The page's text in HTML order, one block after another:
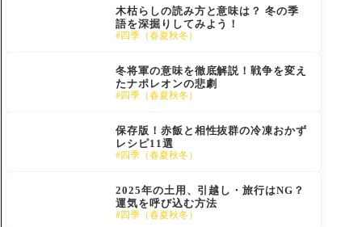
木枯らしの読み方と意味は？ 冬の季
語を深掘りしてみよう！
四季（春夏秋冬）
冬将軍の意味を徹底解説！戦争を変え
たナポレオンの悲劇
四季（春夏秋冬）
保存版！赤飯と相性抜群の冷凍おかず
レシピ11選
四季（春夏秋冬）
2025年の土用、引越し・旅行はNG？
運気を呼び込む方法
四季（春夏秋冬）